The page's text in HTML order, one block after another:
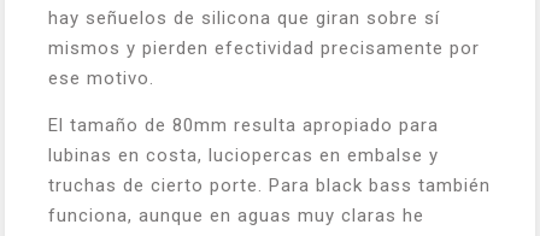
hay señuelos de silicona que giran sobre sí
mismos y pierden efectividad precisamente por
ese motivo.
El tamaño de 80mm resulta apropiado para
lubinas en costa, luciopercas en embalse y
truchas de cierto porte. Para black bass también
funciona, aunque en aguas muy claras he